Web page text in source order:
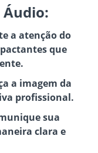
Áudio:
a atenção do
que
a imagem da
profissional.
sua
clara e